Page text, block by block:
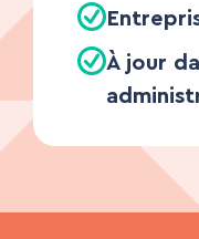
À jour